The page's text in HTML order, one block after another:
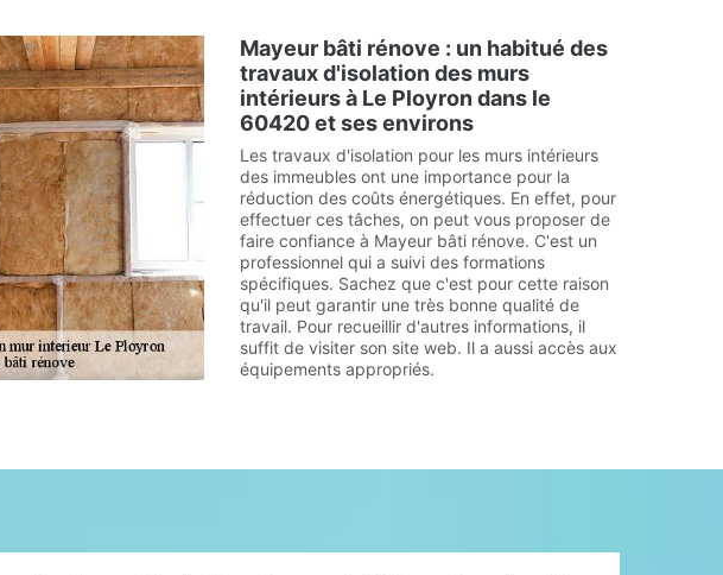
Mayeur bâti rénove : un habitué des
travaux d'isolation des murs
intérieurs à Le Ployron dans le
60420 et ses environs
Les travaux d'isolation pour les murs intérieurs
des immeubles ont une importance pour la
réduction des coûts énergétiques. En effet, pour
effectuer ces tâches, on peut vous proposer de
faire confiance à Mayeur bâti rénove. C'est un
professionnel qui a suivi des formations
spécifiques. Sachez que c'est pour cette raison
qu'il peut garantir une très bonne qualité de
travail. Pour recueillir d'autres informations, il
suffit de visiter son site web. Il a aussi accès aux
équipements appropriés.